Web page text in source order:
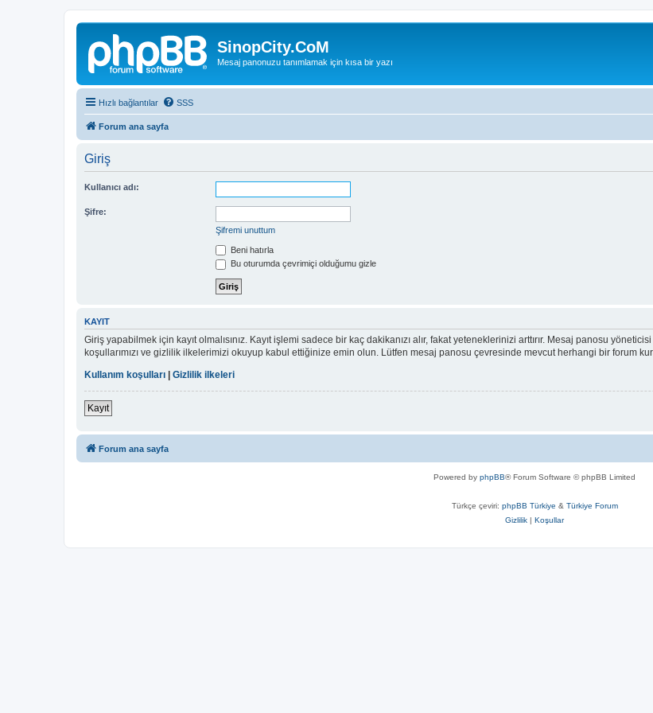
SinopCity.CoM
Mesaj panonuzu tanımlamak için kısa bir yazı
Hızlı bağlantılar SSS
Forum ana sayfa
Giriş
Kullanıcı adı:
Şifre:
Şifremi unuttum
Beni hatırla
Bu oturumda çevrimiçi olduğumu gizle
KAYIT
Giriş yapabilmek için kayıt olmalısınız. Kayıt işlemi sadece bir kaç dakikanızı alır, fakat yeteneklerinizi arttırır. Mesaj panosu
koşullarımızı ve gizlilik ilkelerimizi okuyup kabul ettiğinize emin olun. Lütfen mesaj panosu çevresinde mevcut herhangi bir forum
Kullanım koşulları
Gizlilik ilkeleri
Kayıt
Forum ana sayfa
Powered by phpBB® Forum Software © phpBB Limited
Türkçe çeviri: phpBB Türkiye & Türkiye Forum
Gizlilik | Koşullar